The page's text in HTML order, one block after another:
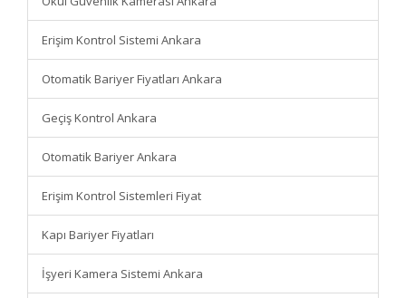
Erişim Kontrol Sistemi Ankara
Otomatik Bariyer Fiyatları Ankara
Geçiş Kontrol Ankara
Otomatik Bariyer Ankara
Erişim Kontrol Sistemleri Fiyat
Kapı Bariyer Fiyatları
İşyeri Kamera Sistemi Ankara